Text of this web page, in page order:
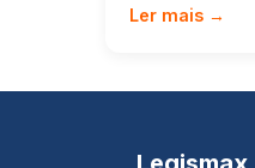
Ler mais →